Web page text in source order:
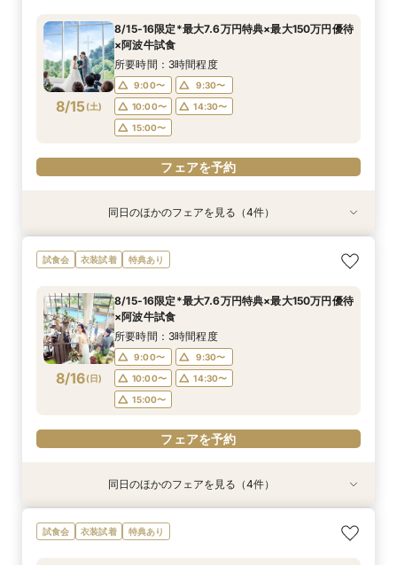
8/14(金)
12:00〜
15:00〜
18:00〜
フェアを予約
8/14(金)
11:00〜
14:00〜
15:00〜
17:30〜
フェアを予約
8/14(金)
11:00〜
14:00〜
15:00〜
17:30〜
フェアを予約
8/15(土)
8/15-16限定*最大7.6万円特典×最大150万円優待
×阿波牛試食
所要時間：3時間程度
9:00〜
9:30〜
10:00〜
14:30〜
15:00〜
フェアを予約
8/15(土)
【遠方の方◎オンライン相談会】スマホで簡単！
豪華10大特典付き
9:30〜
14:30〜
15:00〜
フェアを予約
衣装試着 特典あり
8/15(土)
【少人数で挙式重視】アットホームなNewチャペ
ル体験&ドレス優待
9:00〜
10:00〜
14:30〜
15:00〜
フェアを予約
衣装試着 特典あり
8/15(土)
おもてなし体験【国産牛フィレ試食】料理ランク
UP＆New貸切邸宅
9:00〜
10:00〜
14:30〜
15:00〜
フェアを予約
衣装試着 特典あり
8/15(土)
【初めての見学にオススメ】見積りまでしっかり
相談★全館見学
9:00〜
10:00〜
14:30〜
15:00〜
フェアを予約
同日のほかのフェアを見る（4件）
試食会 衣装試着 特典あり
8/16(日)
8/15-16限定*最大7.6万円特典×最大150万円優待
×阿波牛試食
所要時間：3時間程度
9:00〜
9:30〜
10:00〜
14:30〜
15:00〜
フェアを予約
衣装試着 特典あり 動画あり
おもてなし体験【国産牛フィレ試食】料理ランク
UP＆New貸切邸宅
【遠方の方◎オンライン相談会】スマホで簡単！
豪華10大特典付き
衣装試着 特典あり
【初めての見学にオススメ】見積りまでしっかり
相談★全館見学
衣装試着 特典あり
【少人数で挙式重視】アットホームなNewチャペ
ル体験&ドレス優待
同日のほかのフェアを見る（4件）
試食会 衣装試着 特典あり